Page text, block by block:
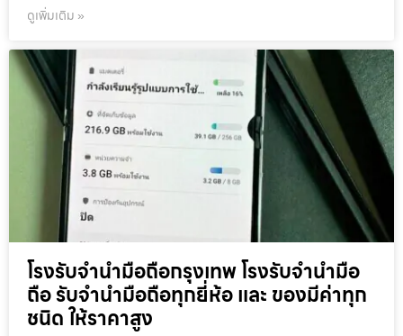
ดูเพิ่มเติม »
โรงรับจำนำมือถือกรุงเทพ โรงรับจำนำมือ
ถือ รับจำนำมือถือทุกยี่ห้อ และ ของมีค่าทุก
ชนิด ให้ราคาสูง